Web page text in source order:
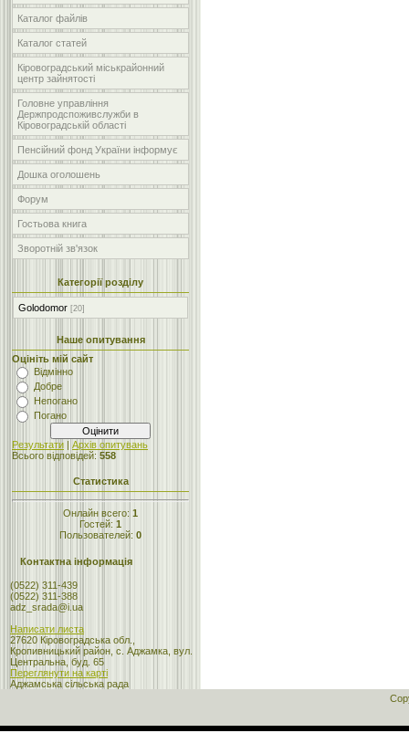
Каталог файлів
Каталог статей
Кіровоградський міськрайонний
центр зайнятості
Головне управління
Держпродспоживслужби в
Кіровоградській області
Пенсійний фонд України інформує
Дошка оголошень
Форум
Гостьова книга
Зворотній зв'язок
Категорії розділу
Golodomor [20]
Наше опитування
Оцініть мій сайт
Відмінно
Добре
Непогано
Погано
Результати | Архів опитувань
Всього відповідей: 558
Статистика
Онлайн всего: 1
Гостей: 1
Пользователей: 0
Контактна інформація
(0522) 311-439
(0522) 311-388
adz_srada@i.ua
Написати листа
27620 Кіровоградська обл.,
Кропивницький район, с. Аджамка, вул.
Центральна, буд. 65
Переглянути на карті
Аджамська сільська рада